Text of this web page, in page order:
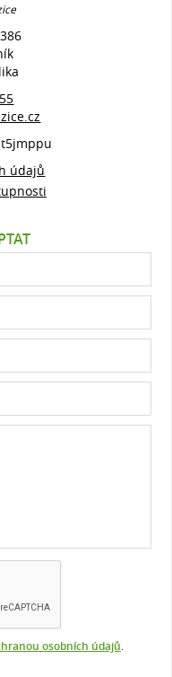
t5jmppu
údajů
osobních údajů